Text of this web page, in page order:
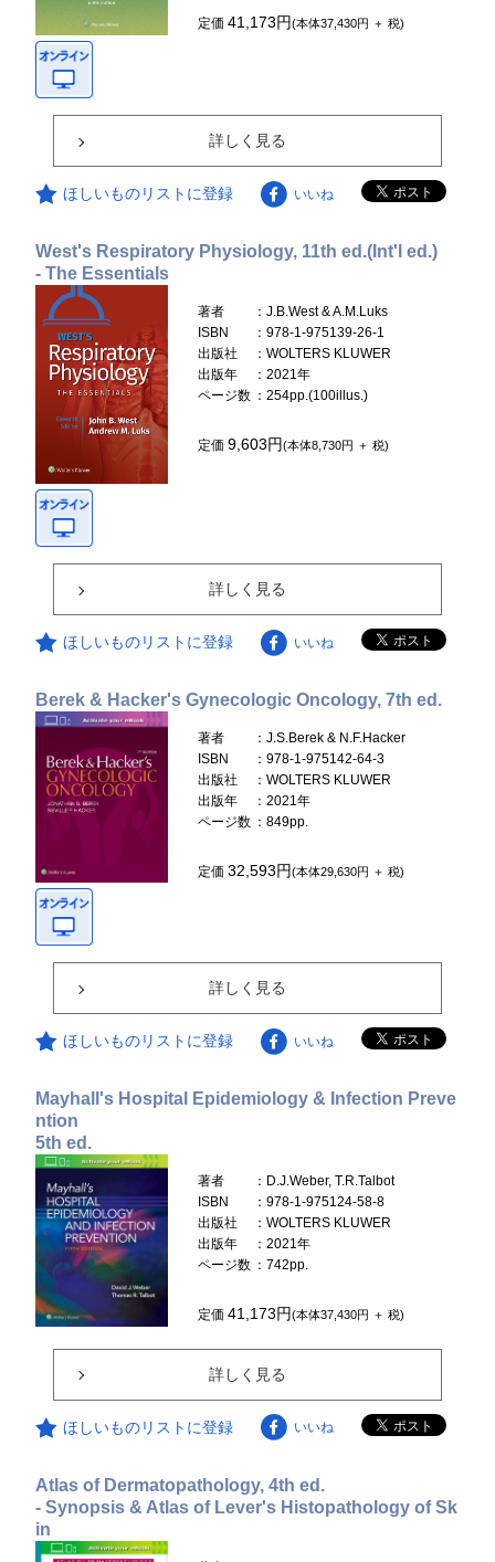
定価41,173円(本体37,430円 ＋ 税)
詳しく見る
ほしいものリストに登録 いいね
West's Respiratory Physiology, 11th ed.(Int'l ed.)
- The Essentials
著者
：J.B.West & A.M.Luks
ISBN
：978-1-975139-26-1
出版社
：WOLTERS KLUWER
出版年
：2021年
ページ数 ：254pp.(100illus.)
定価9,603円(本体8,730円 ＋ 税)
詳しく見る
ほしいものリストに登録 いいね
Berek & Hacker's Gynecologic Oncology, 7th ed.
著者
：J.S.Berek & N.F.Hacker
ISBN
：978-1-975142-64-3
出版社
：WOLTERS KLUWER
出版年
：2021年
ページ数 ：849pp.
定価32,593円(本体29,630円 ＋ 税)
詳しく見る
ほしいものリストに登録 いいね
Mayhall's Hospital Epidemiology & Infection Preve
ntion
5th ed.
著者
：D.J.Weber, T.R.Talbot
ISBN
：978-1-975124-58-8
出版社
：WOLTERS KLUWER
出版年
：2021年
ページ数 ：742pp.
定価41,173円(本体37,430円 ＋ 税)
詳しく見る
ほしいものリストに登録 いいね
Atlas of Dermatopathology, 4th ed.
- Synopsis & Atlas of Lever's Histopathology of Sk
in